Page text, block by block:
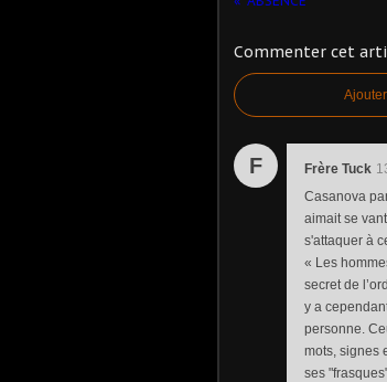
Commenter cet
F Frère Tuck
Casanova
aimait se
s'attaquer à
« Les
secret de
y a
personne.
mots, signes
ses